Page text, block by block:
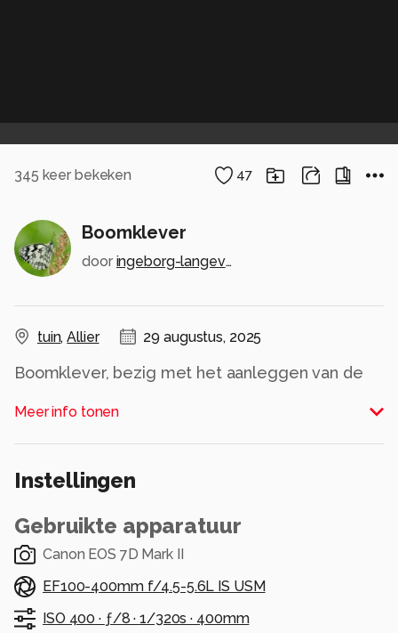
345 keer bekeken 47
Boomklever
door ingeborg-langeveld
tuin,Allier 29 augustus, 2025
Boomklever, bezig met het aanleggen van de
Meer info tonen
Instellingen
Gebruikte apparatuur
Canon EOS 7D Mark II
EF100-400mm f/4.5-5.6L IS USM
ISO 400 · ƒ/8 ·1/320s · 400mm